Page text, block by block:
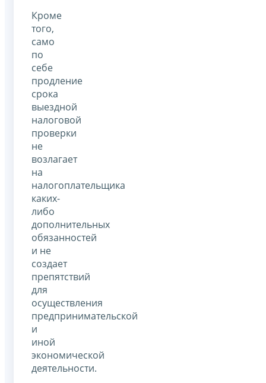
Кроме
того,
само
по
себе
продление
срока
выездной
налоговой
проверки
не
возлагает
на
налогоплательщика
каких-
либо
дополнительных
обязанностей
и не
создает
препятствий
для
осуществления
предпринимательской
и
иной
экономической
деятельности.